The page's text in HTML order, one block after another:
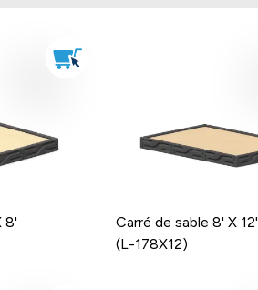
8'
Carré de sable 8' X 12'
(L-178X12)